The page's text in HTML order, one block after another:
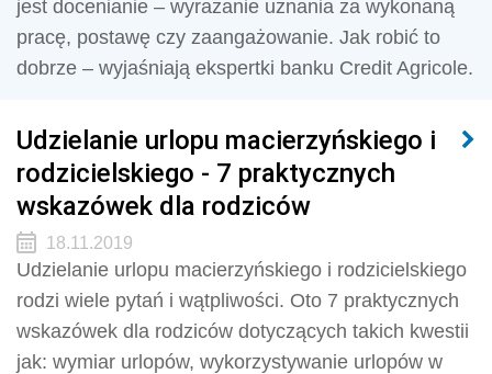
jest docenianie – wyrażanie uznania za wykonaną
pracę, postawę czy zaangażowanie. Jak robić to
dobrze – wyjaśniają ekspertki banku Credit Agricole.
Udzielanie urlopu macierzyńskiego i
rodzicielskiego - 7 praktycznych
wskazówek dla rodziców
18.11.2019
Udzielanie urlopu macierzyńskiego i rodzicielskiego
rodzi wiele pytań i wątpliwości. Oto 7 praktycznych
wskazówek dla rodziców dotyczących takich kwestii
jak: wymiar urlopów, wykorzystywanie urlopów w